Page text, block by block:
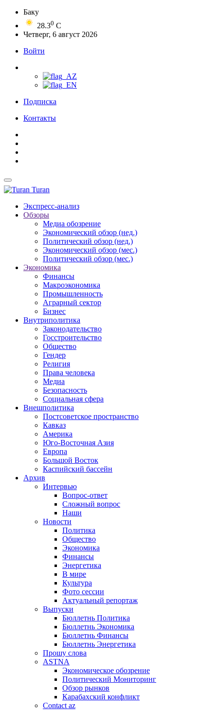
Баку
28.30 C
Четверг, 6 август 2026
Войти
Подписка
Контакты
Turan
Экспресс-анализ
Обзоры
Медиа обозрение
Экономический обзор (нед.)
Политический обзор (нед.)
Экономический обзор (мес.)
Политический обзор (мес.)
Экономика
Финансы
Макроэкономика
Промышленность
Аграрный сектор
Бизнес
Внутриполитика
Законодательство
Госстроительство
Общество
Гендер
Религия
Права человека
Медиа
Безопасность
Социальная сфера
Внешполитика
Постсоветское пространство
Кавказ
Америка
Юго-Восточная Азия
Европа
Большой Восток
Каспийский бассейн
Архив
Интервью
Вопрос-ответ
Сложный вопрос
Наши
Новости
Политика
Общество
Экономика
Финансы
Энергетика
В мире
Культура
Фото сессии
Актуальный репортаж
Выпуски
Бюллетнь Политика
Бюллетнь Экономика
Бюллетнь Финансы
Бюллетнь Энергетика
Прошу слова
ASTNA
Экономическое обозрение
Политический Мониторинг
Обзор рынков
Карабахский конфликт
Contact az